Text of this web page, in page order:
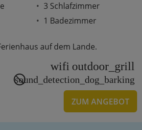
3 Schlafzimmer
1 Badezimmer
auf dem Lande.
wifi outdoor_grill
sound_detection_dog_barking
ZUM ANGEBOT